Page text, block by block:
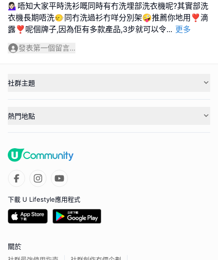
💁🏻‍♀️唔知大家平時洗衫嘅同時有冇洗埋部洗衣機呢?其實部洗
衣機長期唔洗🙂‍↔️同冇洗過衫冇咩分別架🤪推薦你地用❣滴
露❣呢個牌子,因為佢有多款產品,3步就可以令... 更多
發表第一個留言...
社群主題
熱門地點
下載 U Lifestyle應用程式
關於